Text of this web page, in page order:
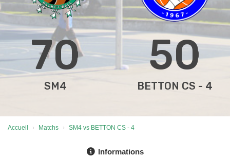
70 50
SM4 BETTON CS - 4
Accueil Matchs SM4 vs BETTON CS - 4
Informations